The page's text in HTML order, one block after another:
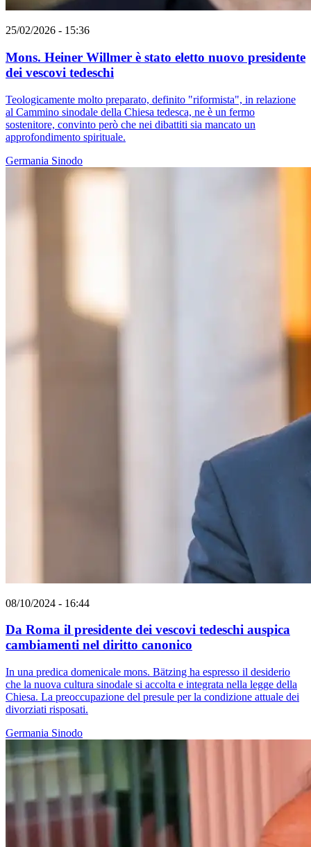
25/02/2026 - 15:36
Mons. Heiner Willmer è stato eletto nuovo presidente
dei vescovi tedeschi
Teologicamente molto preparato, definito "riformista", in relazione
al Cammino sinodale della Chiesa tedesca, ne è un fermo
sostenitore, convinto però che nei dibattiti sia mancato un
approfondimento spirituale.
Germania Sinodo
08/10/2024 - 16:44
Da Roma il presidente dei vescovi tedeschi auspica
cambiamenti nel diritto canonico
In una predica domenicale mons. Bätzing ha espresso il desiderio
che la nuova cultura sinodale si accolta e integrata nella legge della
Chiesa. La preoccupazione del presule per la condizione attuale dei
divorziati risposati.
Germania Sinodo